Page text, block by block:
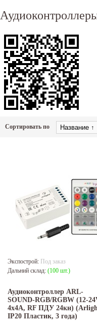
Сортировать по
Экспострой: Под заказ
Дальний склад: (100 шт.)
Аудиоконтроллер ARL-
SOUND-RGB/RGBW (12-
4x4A, RF ПДУ 24кн)
IP20 Пластик, 3 года)